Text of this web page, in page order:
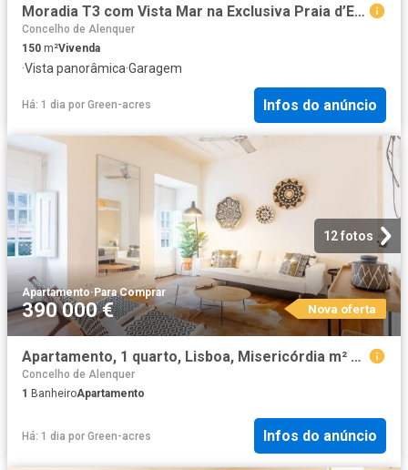
Moradia T3 com Vista Mar na Exclusiva Praia d’El Rey 150m² Óbidos Santa Maria
Concelho de Alenquer
150 m²Vivenda
·Vista panorâmica·Garagem
Há: 1 dia por Green-acres Infos do anúncio
12 fotos
Apartamento· Para Comprar
390 000 € Nova oferta
Apartamento, 1 quarto, Lisboa, Misericórdia m² Misericórdia
Concelho de Alenquer
1 BanheiroApartamento
Há: 1 dia por Green-acres Infos do anúncio